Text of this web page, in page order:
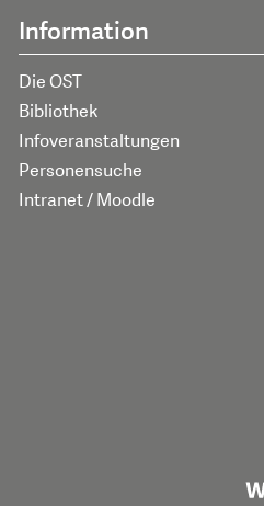
Information
Die OST
Bibliothek
Infoveranstaltungen
Personensuche
Intranet / Moodle
bluesky
us on: facebook